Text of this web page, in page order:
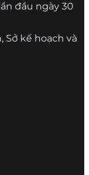
đầu ngày 30
Sở kế hoạch và